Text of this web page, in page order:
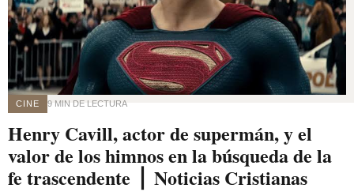
CINE 9 MIN DE LECTURA
Henry Cavill, actor de supermán, y el
valor de los himnos en la búsqueda de la
fe trascendente ⎪ Noticias Cristianas